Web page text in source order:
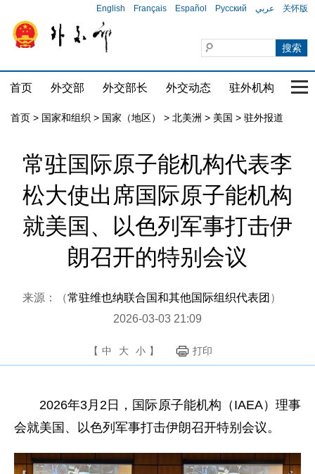
English Français Español Русский عربي 关怀版
首页 外交部 外交部长 外交动态 驻外机构 国
首页 > 国家和组织 > 国家（地区） > 北美洲 > 美国 > 驻外报道
常驻国际原子能机构代表李
松大使出席国际原子能机构
就美国、以色列军事打击伊
朗召开的特别会议
来源：（常驻维也纳联合国和其他国际组织代表团 ）
2026-03-03 21:09
【 中 大 小 】 打印
2026年3月2日，国际原子能机构（IAEA）理事
会就美国、以色列军事打击伊朗召开特别会议。